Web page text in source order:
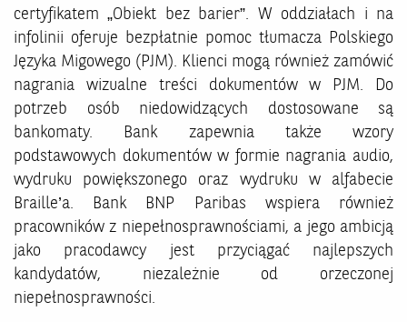
certyfikatem „Obiekt bez barier”. W oddziałach i na
infolinii oferuje bezpłatnie pomoc tłumacza Polskiego
Języka Migowego (PJM). Klienci mogą również zamówić
nagrania wizualne treści dokumentów w PJM. Do
potrzeb osób niedowidzących dostosowane są
bankomaty. Bank zapewnia także wzory
podstawowych dokumentów w formie nagrania audio,
wydruku powiększonego oraz wydruku w alfabecie
Braille’a. Bank BNP Paribas wspiera również
pracowników z niepełnosprawnościami, a jego ambicją
jako pracodawcy jest przyciągać najlepszych
kandydatów, niezależnie od orzeczonej
niepełnosprawności.